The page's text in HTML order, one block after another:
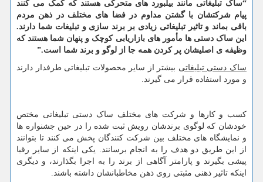
“ساک تبلیغاتی مانند بیلبورد های متحرکی هستند که کمک می کنند
پیام شرکتشان با گشتن مداوم در فضا های مختلف در ذهن مردم
باقی بماند و تاثیر تبلیغاتی زیادی بر برند سازی و تبلیغات شما دارند.
این ساک دستی ها مأمور های بازاریابی کوچک و پنهان شما هستند که
وظیفه ی اصلیشان پر کردن همه جا از لوگو و برند شما است.”
ساک دستی تبلیغاتی بیشتر از سایر محصولات تبلیغاتی طرفدار دارند
و مورد استفاده قرار می گیرند.
کسب و کارها و شرکت های مختلف ساک دستی تبلیغاتی مختص
خودشان که لوگوی برندشان رویش ثبت شده را در حین جشنواره ها
و نمایشگاه های مختلف بین شرکت کنندگان پخش می کنند تا بتوانند
از این طریق دو هدف را به انجام برسانند. یکی اینکه از سایر رقبا
پیشی بگیرند و پارامتر آگاهی از برند را به اجرا بگذارند، و دیگری
اینکه تاثیر ذهنی مثبتی روی ذهن مخاطبانشان داشته باشند.